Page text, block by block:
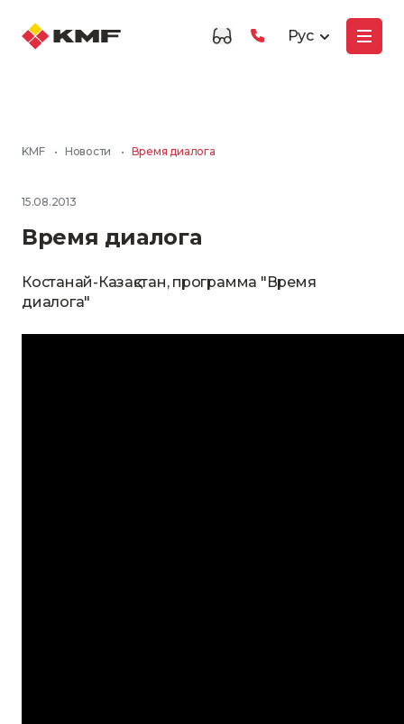
Рус
KMF • Новости • Время диалога
15.08.2013
Время диалога
Костанай-Казақстан, программа "Время
диалога"